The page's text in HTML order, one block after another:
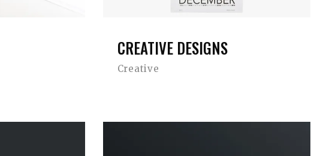
CREATIVE DESIGNS
Creative